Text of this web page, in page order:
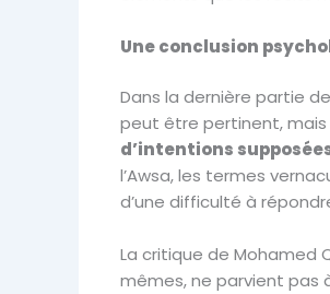
Une conclusion
Dans la dernière partie
peut être pertinent,
d’intentions
l’Awsa, les termes
d’une difficulté à
La critique de Mohamed
mêmes, ne parvient pas